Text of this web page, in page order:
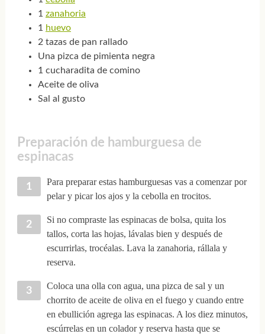
1 zanahoria
1
huevo
2 tazas de pan rallado
Una pizca de pimienta negra
1 cucharadita de comino
Aceite de oliva
Sal al gusto
Preparación de hamburguesa de
espinacas
Para preparar estas hamburguesas vas a comenzar por
pelar y picar los ajos y la cebolla en trocitos.
Si no compraste las espinacas de bolsa, quita los
tallos, corta las hojas, lávalas bien y después de
escurrirlas, trocéalas. Lava la zanahoria, rállala y
reserva.
Coloca una olla con agua, una pizca de sal y un
chorrito de aceite de oliva en el fuego y cuando entre
en ebullición agrega las espinacas. A los diez minutos,
escúrrelas en un colador y reserva hasta que se